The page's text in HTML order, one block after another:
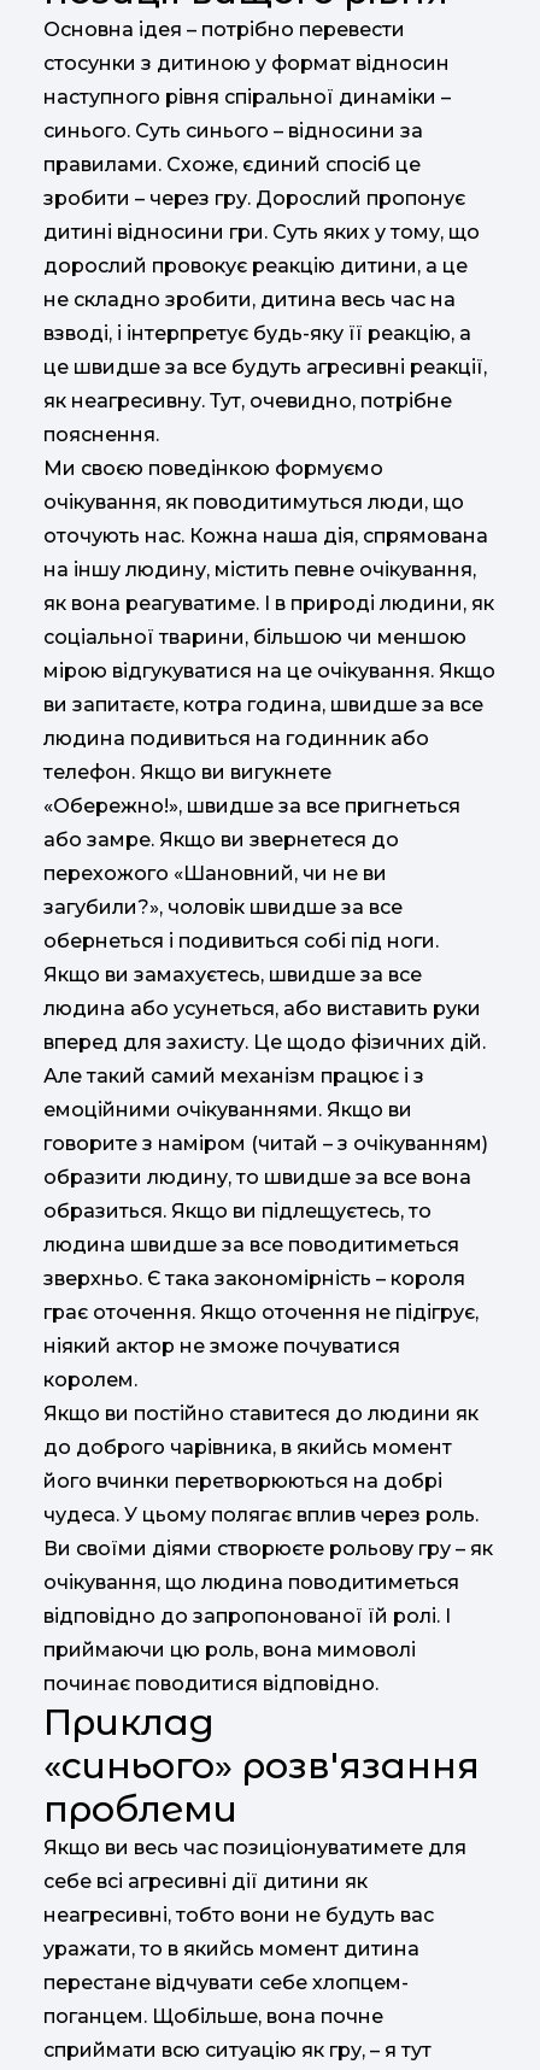
Основна ідея – потрібно перевести
стосунки з дитиною у формат відносин
наступного рівня спіральної динаміки –
синього. Суть синього – відносини за
правилами. Схоже, єдиний спосіб це
зробити – через гру. Дорослий пропонує
дитині відносини гри. Суть яких у тому, що
дорослий провокує реакцію дитини, а це
не складно зробити, дитина весь час на
взводі, і інтерпретує будь-яку її реакцію, а
це швидше за все будуть агресивні реакції,
як неагресивну. Тут, очевидно, потрібне
пояснення.
Ми своєю поведінкою формуємо
очікування, як поводитимуться люди, що
оточують нас. Кожна наша дія, спрямована
на іншу людину, містить певне очікування,
як вона реагуватиме. І в природі людини, як
соціальної тварини, більшою чи меншою
мірою відгукуватися на це очікування. Якщо
ви запитаєте, котра година, швидше за все
людина подивиться на годинник або
телефон. Якщо ви вигукнете
«Обережно!», швидше за все пригнеться
або замре. Якщо ви звернетеся до
перехожого «Шановний, чи не ви
загубили?», чоловік швидше за все
обернеться і подивиться собі під ноги.
Якщо ви замахуєтесь, швидше за все
людина або усунеться, або виставить руки
вперед для захисту. Це щодо фізичних дій.
Але такий самий механізм працює і з
емоційними очікуваннями. Якщо ви
говорите з наміром (читай – з очікуванням)
образити людину, то швидше за все вона
образиться. Якщо ви підлещуєтесь, то
людина швидше за все поводитиметься
зверхньо. Є така закономірність – короля
грає оточення. Якщо оточення не підігрує,
ніякий актор не зможе почуватися
королем.
Якщо ви постійно ставитеся до людини як
до доброго чарівника, в якийсь момент
його вчинки перетворюються на добрі
чудеса. У цьому полягає вплив через роль.
Ви своїми діями створюєте рольову гру – як
очікування, що людина поводитиметься
відповідно до запропонованої їй ролі. І
приймаючи цю роль, вона мимоволі
починає поводитися відповідно.
Приклад
«синього» розв'язання
проблеми
Якщо ви весь час позиціонуватимете для
себе всі агресивні дії дитини як
неагресивні, тобто вони не будуть вас
уражати, то в якийсь момент дитина
перестане відчувати себе хлопцем-
поганцем. Щобільше, вона почне
сприймати всю ситуацію як гру, – я тут